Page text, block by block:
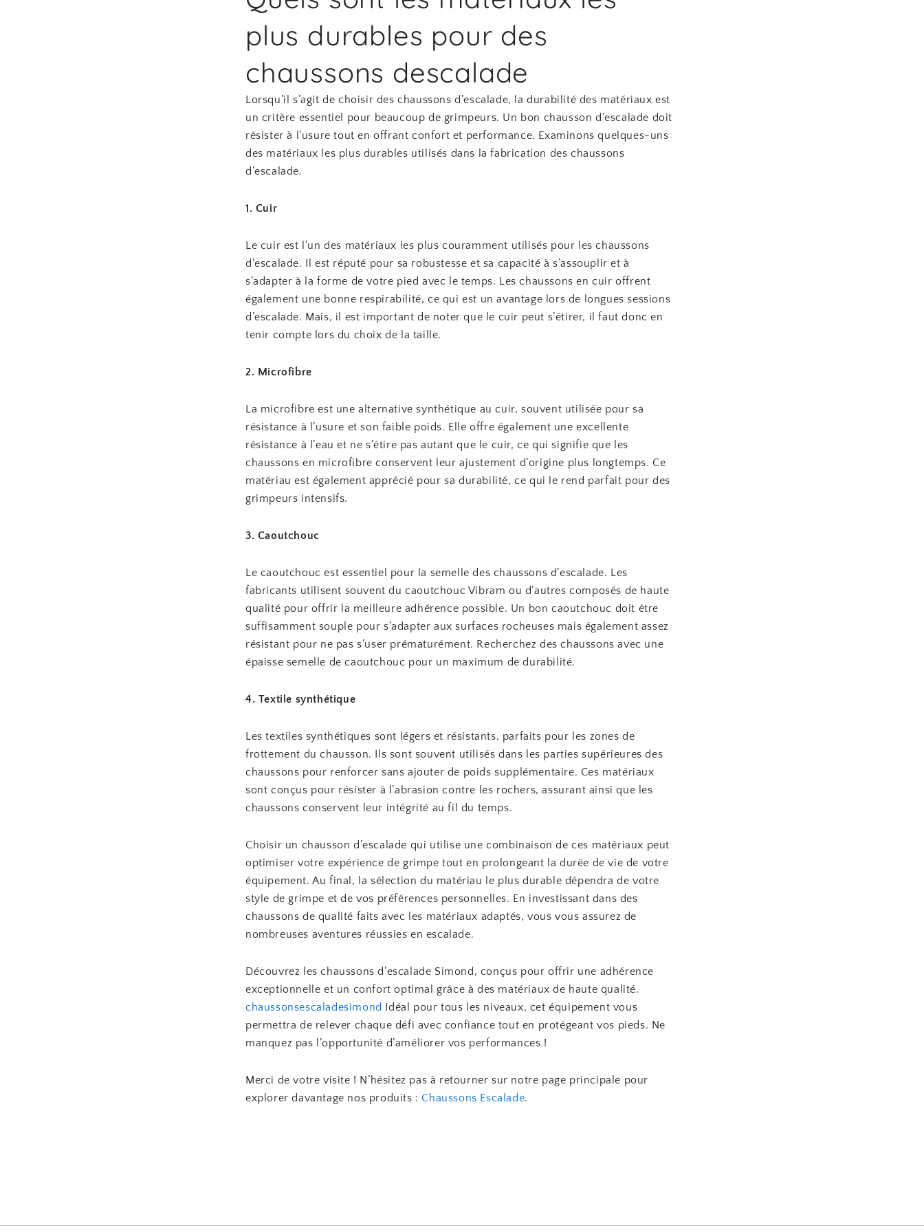
plus durables pour des
chaussons descalade
Lorsqu’il s’agit de choisir des chaussons d’escalade, la durabilité des matériaux est
un critère essentiel pour beaucoup de grimpeurs. Un bon chausson d’escalade doit
résister à l’usure tout en offrant confort et performance. Examinons quelques-uns
des matériaux les plus durables utilisés dans la fabrication des chaussons
d’escalade.
1. Cuir
Le cuir est l’un des matériaux les plus couramment utilisés pour les chaussons
d’escalade. Il est réputé pour sa robustesse et sa capacité à s’assouplir et à
s’adapter à la forme de votre pied avec le temps. Les chaussons en cuir offrent
également une bonne respirabilité, ce qui est un avantage lors de longues sessions
d’escalade. Mais, il est important de noter que le cuir peut s’étirer, il faut donc en
tenir compte lors du choix de la taille.
2. Microfibre
La microfibre est une alternative synthétique au cuir, souvent utilisée pour sa
résistance à l’usure et son faible poids. Elle offre également une excellente
résistance à l’eau et ne s’étire pas autant que le cuir, ce qui signifie que les
chaussons en microfibre conservent leur ajustement d’origine plus longtemps. Ce
matériau est également apprécié pour sa durabilité, ce qui le rend parfait pour des
grimpeurs intensifs.
3. Caoutchouc
Le caoutchouc est essentiel pour la semelle des chaussons d’escalade. Les
fabricants utilisent souvent du caoutchouc Vibram ou d’autres composés de haute
qualité pour offrir la meilleure adhérence possible. Un bon caoutchouc doit être
suffisamment souple pour s’adapter aux surfaces rocheuses mais également assez
résistant pour ne pas s’user prématurément. Recherchez des chaussons avec une
épaisse semelle de caoutchouc pour un maximum de durabilité.
4. Textile synthétique
Les textiles synthétiques sont légers et résistants, parfaits pour les zones de
frottement du chausson. Ils sont souvent utilisés dans les parties supérieures des
chaussons pour renforcer sans ajouter de poids supplémentaire. Ces matériaux
sont conçus pour résister à l’abrasion contre les rochers, assurant ainsi que les
chaussons conservent leur intégrité au fil du temps.
Choisir un chausson d’escalade qui utilise une combinaison de ces matériaux peut
optimiser votre expérience de grimpe tout en prolongeant la durée de vie de votre
équipement. Au final, la sélection du matériau le plus durable dépendra de votre
style de grimpe et de vos préférences personnelles. En investissant dans des
chaussons de qualité faits avec les matériaux adaptés, vous vous assurez de
nombreuses aventures réussies en escalade.
Découvrez les chaussons d’escalade Simond, conçus pour offrir une adhérence
exceptionnelle et un confort optimal grâce à des matériaux de haute qualité.
chaussonsescaladesimond Idéal pour tous les niveaux, cet équipement vous
permettra de relever chaque défi avec confiance tout en protégeant vos pieds. Ne
manquez pas l’opportunité d’améliorer vos performances !
Merci de votre visite ! N’hésitez pas à retourner sur notre page principale pour
explorer davantage nos produits : Chaussons Escalade.